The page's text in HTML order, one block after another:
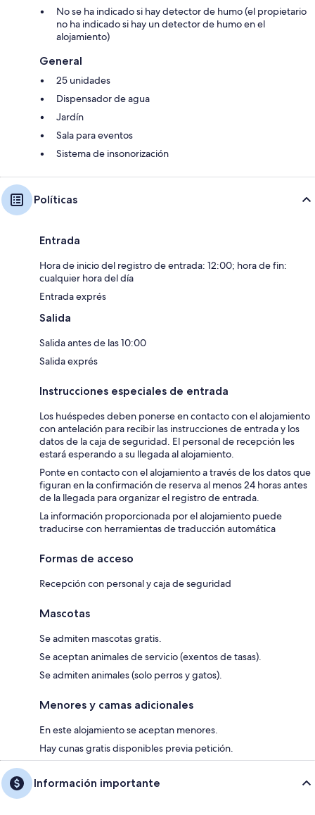
No se ha indicado si hay detector de humo (el propietario
no ha indicado si hay un detector de humo en el
alojamiento)
General
25 unidades
Dispensador de agua
Jardín
Sala para eventos
Sistema de insonorización
Políticas
Entrada
Hora de inicio del registro de entrada: 12:00; hora de fin:
cualquier hora del día
Entrada exprés
Salida
Salida antes de las 10:00
Salida exprés
Instrucciones especiales de entrada
Los huéspedes deben ponerse en contacto con el alojamiento
con antelación para recibir las instrucciones de entrada y los
datos de la caja de seguridad. El personal de recepción les
estará esperando a su llegada al alojamiento.
Ponte en contacto con el alojamiento a través de los datos que
figuran en la confirmación de reserva al menos 24 horas antes
de la llegada para organizar el registro de entrada.
La información proporcionada por el alojamiento puede
traducirse con herramientas de traducción automática
Formas de acceso
Recepción con personal y caja de seguridad
Mascotas
Se admiten mascotas gratis.
Se aceptan animales de servicio (exentos de tasas).
Se admiten animales (solo perros y gatos).
Menores y camas adicionales
En este alojamiento se aceptan menores.
Hay cunas gratis disponibles previa petición.
Información importante